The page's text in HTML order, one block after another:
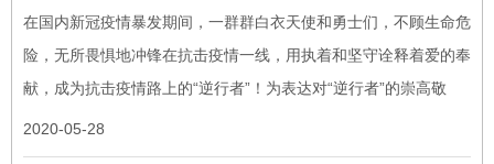
在国内新冠疫情暴发期间，一群群白衣天使和勇士们，不顾生命危
险，无所畏惧地冲锋在抗击疫情一线，用执着和坚守诠释着爱的奉
献，成为抗击疫情路上的“逆行者”！为表达对“逆行者”的崇高敬
意，感谢他们的牺牲奉献，江苏省侨联组织省华侨公益基金会并发
动全省侨联...
2020-05-28